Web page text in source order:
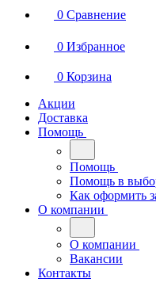
0 Сравнение
0 Избранное
0 Корзина
Акции
Доставка
Помощь
Помощь
Помощь в
Как оформить
О компании
О компании
Вакансии
Контакты